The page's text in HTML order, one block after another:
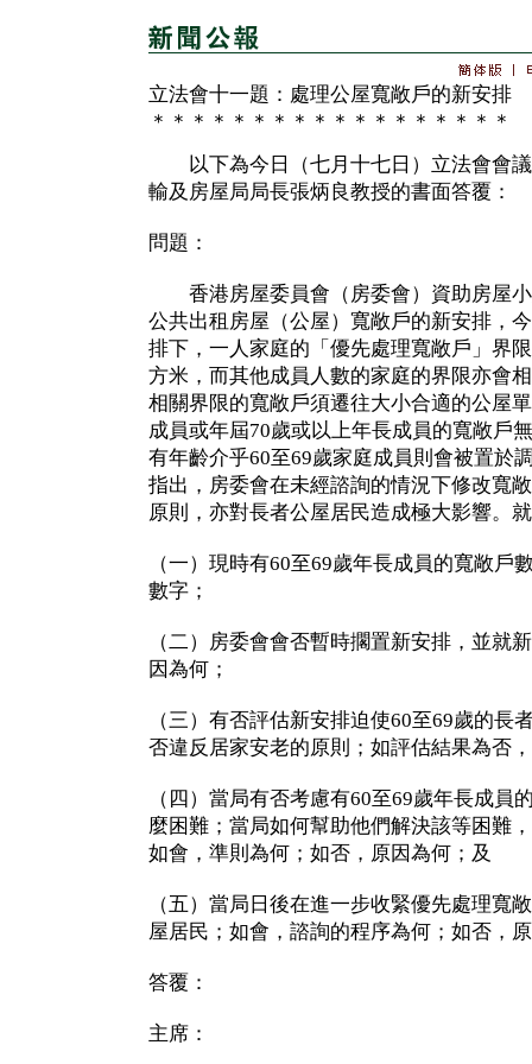
立法會十一題：處理公屋寬敞戶的新安排
＊＊＊＊＊＊＊＊＊＊＊＊＊＊＊＊＊＊
以下為今日（七月十七日）立法會會議
輸及房屋局局長張炳良教授的書面答覆：
問題：
香港房屋委員會（房委會）資助房屋小
公共出租房屋（公屋）寬敞戶的新安排，
排下，一人家庭的「優先處理寬敞戶」界
方米，而其他成員人數的家庭的界限亦會
相關界限的寬敞戶須遷往大小合適的公屋
成員或年屆70歲或以上年長成員的寬敞戶
有年齡介乎60至69歲家庭成員則會被置於
指出，房委會在未經諮詢的情況下修改寬
原則，亦對長者公屋居民造成極大影響。
（一）現時有60至69歲年長成員的寬敞戶
數字；
（二）房委會會否暫時擱置新安排，並就
因為何；
（三）有否評估新安排迫使60至69歲的長
否違反居家安老的原則；如評估結果為否
（四）當局有否考慮有60至69歲年長成員
麼困難；當局如何幫助他們解決該等困難
如會，準則為何；如否，原因為何；及
（五）當局日後在進一步收緊優先處理寬
屋居民；如會，諮詢的程序為何；如否，
答覆：
主席：